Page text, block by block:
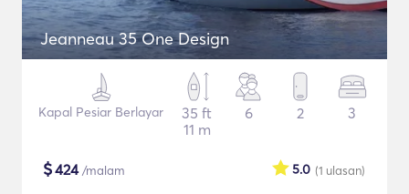
Jeanneau 35 One Design
Kapal Pesiar Berlayar
35 ft
11 m
6 2 3
$424/malam (1 ulasan)
5.0